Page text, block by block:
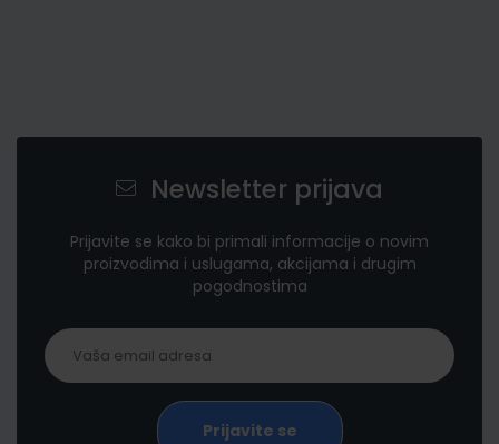
Newsletter prijava
Prijavite se kako bi primali informacije o novim
proizvodima i uslugama, akcijama i drugim
pogodnostima